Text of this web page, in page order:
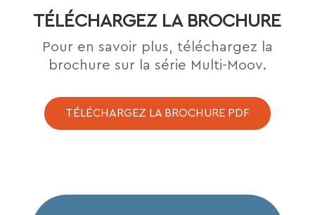
TÉLÉCHARGEZ LA BROCHURE
Pour en savoir plus, téléchargez la
brochure sur la série Multi-Moov.
TÉLÉCHARGEZ LA BROCHURE PDF